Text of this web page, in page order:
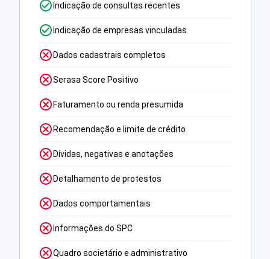
Indicação de consultas recentes
Indicação de empresas vinculadas
Dados cadastrais completos
Serasa Score Positivo
Faturamento ou renda presumida
Recomendação e limite de crédito
Dívidas, negativas e anotações
Detalhamento de protestos
Dados comportamentais
Informações do SPC
Quadro societário e administrativo